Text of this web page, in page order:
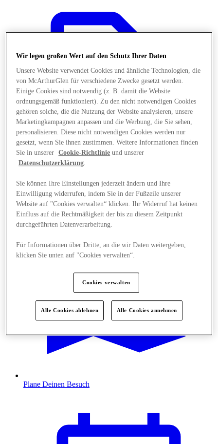
Angebote
Plane Deinen Besuch
Wir legen großen Wert auf den Schutz Ihrer Daten
Unsere Website verwendet Cookies und ähnliche Technologien, die
von McArthurGlen für verschiedene Zwecke gesetzt werden.
Einige Cookies sind notwendig (z. B. damit die Website
ordnungsgemäß funktioniert). Zu den nicht notwendigen Cookies
gehören solche, die die Nutzung der Website analysieren, unsere
Marketingkampagnen anpassen und die Werbung, die Sie sehen,
personalisieren. Diese nicht notwendigen Cookies werden nur
gesetzt, wenn Sie ihnen zustimmen. Weitere Informationen finden
Sie in unserer
Cookie-Richtlinie und unserer
Datenschutzerklärung.
Sie können Ihre Einstellungen jederzeit ändern und Ihre
Einwilligung widerrufen, indem Sie in der Fußzeile unserer
Website auf "Cookies verwalten“ klicken. Ihr Widerruf hat keinen
Einfluss auf die Rechtmäßigkeit der bis zu diesem Zeitpunkt
durchgeführten Datenverarbeitung.
Für Informationen über Dritte, an die wir Daten weitergeben,
klicken Sie unten auf "Cookies verwalten“.
Cookies verwalten
Alle Cookies ablehnen Alle Cookies annehmen